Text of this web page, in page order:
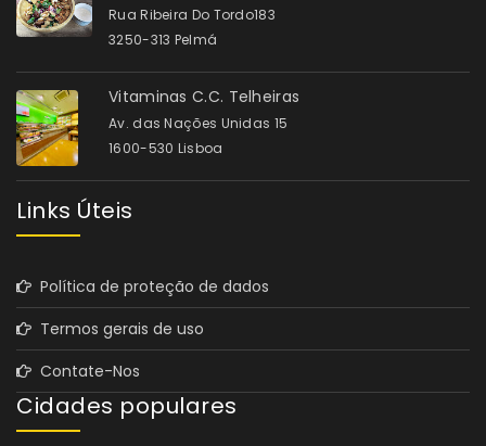
Rua Ribeira Do Tordo183
3250-313 Pelmá
Vitaminas C.C. Telheiras
Av. das Nações Unidas 15
1600-530 Lisboa
Links Úteis
Política de proteção de dados
Termos gerais de uso
Contate-Nos
Cidades populares